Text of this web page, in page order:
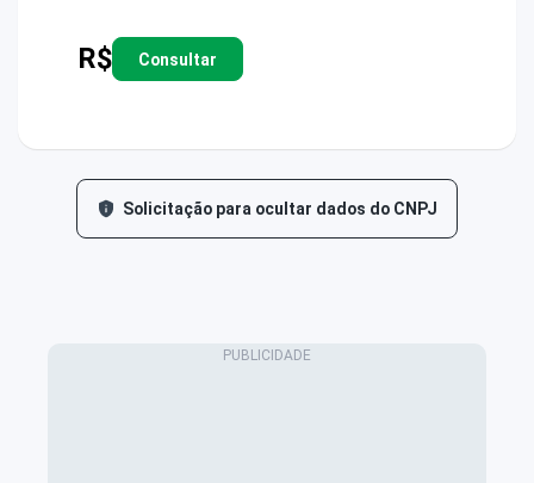
R$ Consultar
Solicitação para ocultar dados do CNPJ